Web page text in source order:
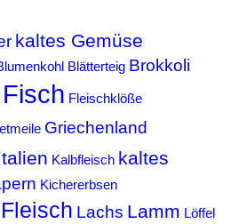
kaltes Gemüse
Blätterteig Brokkoli
Fisch Fleischklöße
Griechenland
Kalbfleisch kaltes
Kichererbsen
Lachs Lamm Löffel